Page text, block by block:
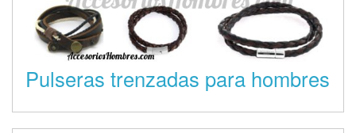
Pulseras trenzadas para hombres